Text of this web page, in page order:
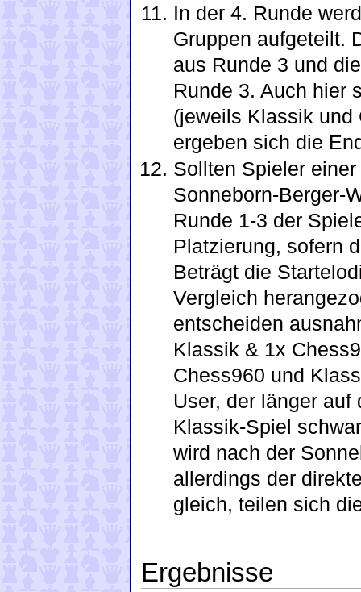
In der 4. Runde
Gruppen aufgeteilt.
aus Runde 3 und
Runde 3. Auch hier
(jeweils Klassik und
ergeben sich die
Sollten Spieler
Sonneborn-Berger-
Runde 1-3 der
Platzierung, sofern
Beträgt die
Vergleich
entscheiden
Klassik & 1x
Chess960 und
User, der länger
Klassik-Spiel
wird nach der
allerdings der
gleich, teilen sich
Ergebnisse